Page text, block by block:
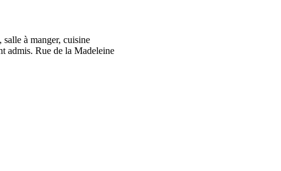
à manger, cuisine
admis. Rue de la Madeleine